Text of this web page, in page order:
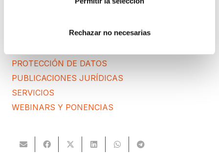
Rechazar no necesarias
POLÍTICA DE COOKIES
PROTECCIÓN DE DATOS
PUBLICACIONES JURÍDICAS
SERVICIOS
WEBINARS Y PONENCIAS